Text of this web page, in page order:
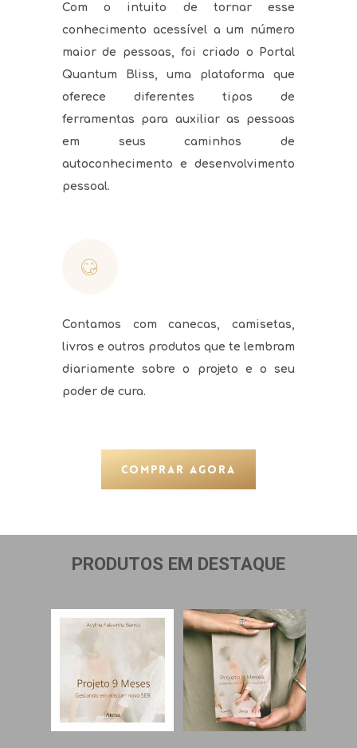
Com o intuito de tornar esse
conhecimento acessível a um número
maior de pessoas, foi criado o Portal
Quantum Bliss, uma plataforma que
oferece diferentes tipos de
ferramentas para auxiliar as pessoas
em seus caminhos de
autoconhecimento e desenvolvimento
pessoal.
Contamos com canecas, camisetas,
livros e outros produtos que te lembram
diariamente sobre o projeto e o seu
poder de cura.
COMPRAR AGORA
PRODUTOS EM DESTAQUE